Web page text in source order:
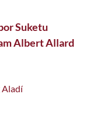
Suketu
Albert Allard
Aladí